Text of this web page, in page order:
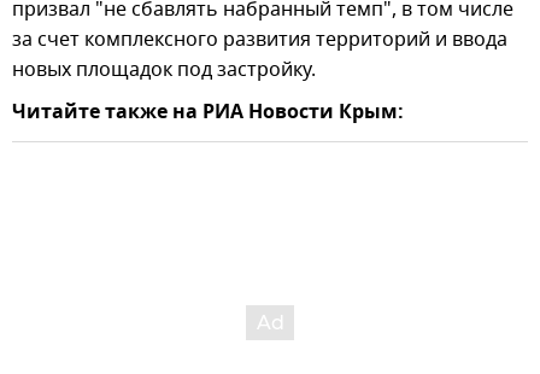
призвал "не сбавлять набранный темп", в том числе
за счет комплексного развития территорий и ввода
новых площадок под застройку.
Читайте также на РИА Новости Крым: